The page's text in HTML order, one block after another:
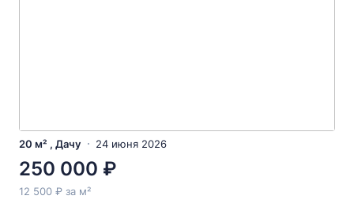
20 м² , Дачу 24 июня 2026
250 000 ₽
12 500 ₽ за м²